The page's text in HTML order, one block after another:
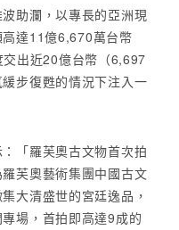
助瀾，以專長的亞洲現
達11億6,670萬台幣
交出近20億台幣（6,697
步復甦的情況下注入一
「羅芙奧古文物首次拍
芙奧藝術集團中國古文
大清盛世的宮廷逸品，
場，首拍即高達9成的